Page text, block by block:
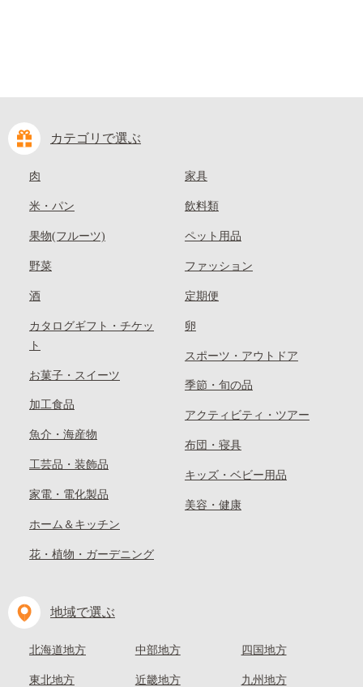
カテゴリで選ぶ
肉
米・パン
果物(フルーツ)
野菜
酒
カタログギフト・チケッ
ト
お菓子・スイーツ
加工食品
魚介・海産物
工芸品・装飾品
家電・電化製品
ホーム＆キッチン
花・植物・ガーデニング
家具
飲料類
ペット用品
ファッション
定期便
卵
スポーツ・アウトドア
季節・旬の品
アクティビティ・ツアー
布団・寝具
キッズ・ベビー用品
美容・健康
地域で選ぶ
北海道地方
東北地方
中部地方
近畿地方
四国地方
九州地方